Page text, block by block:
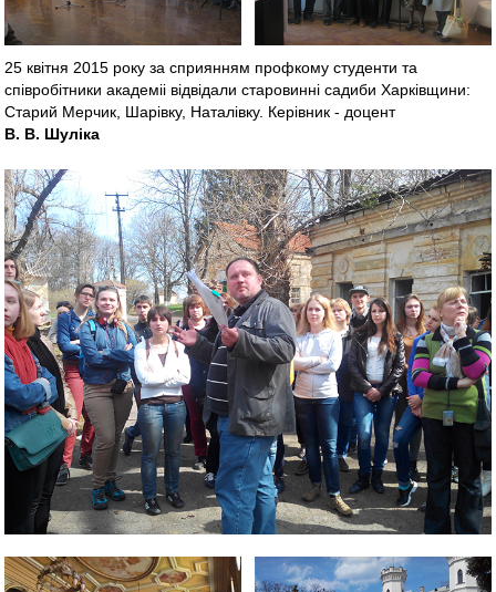
25 квітня 2015 року за сприянням профкому студенти та
співробітники академіі відвідали старовинні садиби Харківщини:
Старий Мерчик, Шарівку, Наталівку. Керівник - доцент
В. В. Шуліка